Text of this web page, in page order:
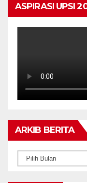
ASPIRASI UPSI
ARKIB BERITA
ARKIB